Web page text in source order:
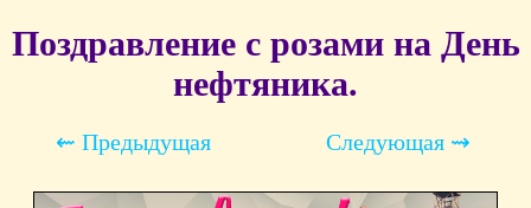
Поздравление с розами на День
нефтяника.
⇜ Предыдущая Следующая ⇝